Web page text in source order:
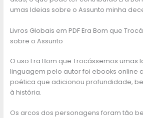
umas Ideias sobre o Assunto minha
Livros Globais em PDF Era Bom que
sobre o Assunto
O uso Era Bom que Trocássemos umas
linguagem pelo autor foi ebooks online
poética que adicionou profundidade,
à história.
Os arcos dos personagens foram tão